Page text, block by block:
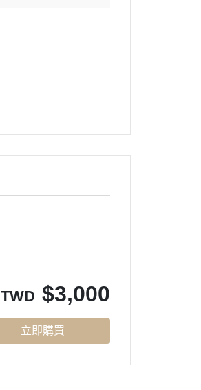
TWD $3,000
立即購買